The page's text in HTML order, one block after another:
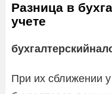
Разница в
учете
бухгалтерский
При их сближении